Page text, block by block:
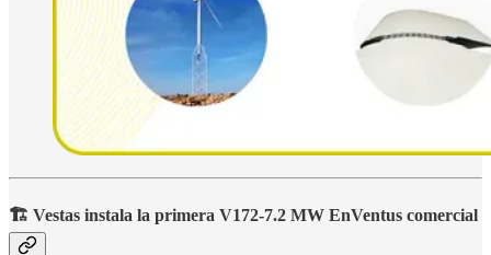
🏗️ Vestas instala la primera V172-7.2 MW EnVentus comercial